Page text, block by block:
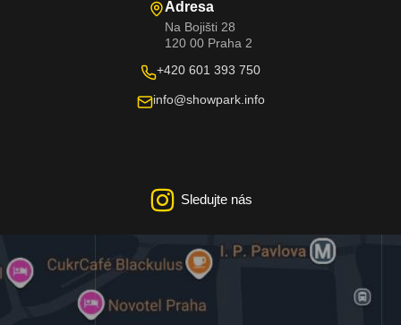
Adresa
Na Bojišti 28
120 00 Praha 2
+420 601 393 750
info@showpark.info
Sledujte nás